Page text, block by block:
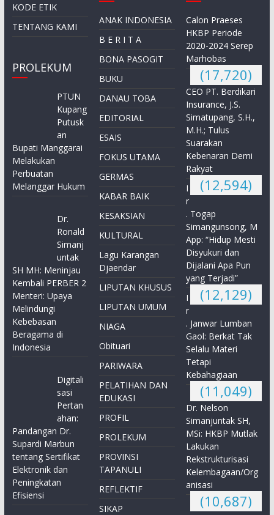
KODE ETIK
TENTANG KAMI
PROLEKUM
PTUN
Kupang
Putusk
an
Bupati Manggarai
Melakukan
Perbuatan
Melanggar Hukum
Dr.
Ronald
Simanj
untak
SH MH: Meninjau
Kembali PERBER 2
Menteri: Upaya
Melindungi
Kebebasan
Beragama di
Indonesia
Digitali
sasi
Pertan
ahan:
Pandangan Dr.
Supardi Marbun
tentang Sertifikat
Elektronik dan
Peningkatan
Efisiensi
ANAK INDONESIA
B E R I T A
BONA PASOGIT
BUKU
DANAU TOBA
EDITORIAL
ESAIS
FOKUS UTAMA
GERMAS
KABAR BAIK
KESAKSIAN
KULTURAL
Lagu Karangan
Djaendar
LIPUTAN KHUSUS
LIPUTAN UMUM
NIAGA
Obituari
PARIWARA
PELATIHAN DAN
EDUKASI
PROFIL
PROLEKUM
PROVINSI
TAPANULI
REFLEKTIF
SIKAP
Calon Praeses
HKBP Periode
2020-2024 Serep
Marhobas
(17,720)
CEO PT. Berdikari
Insurance, J.S.
Simatupang, S.H.,
M.H.; Tulus
Suarakan
Kebenaran Demi
Rakyat
(12,594)
I
r
. Togap
Simangunsong, M
App: “Hidup Mesti
Disyukuri dan
Dijalani Apa Pun
yang Terjadi”
(12,129)
I
r
. Janwar Lumban
Gaol: Berkat Tak
Selalu Materi
Tetapi
Kebahagiaan
(11,049)
Dr. Nelson
Simanjuntak SH,
MSi: HKBP Mutlak
Lakukan
Rekstrukturisasi
Kelembagaan/Org
anisasi
(10,687)